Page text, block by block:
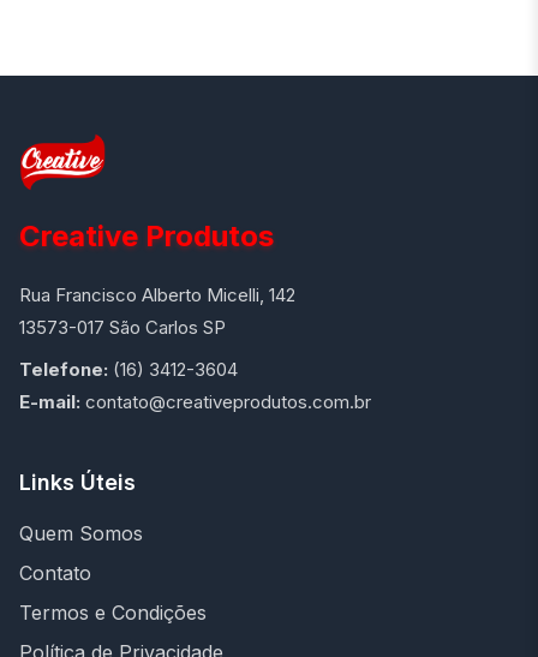
Creative Produtos
Rua Francisco Alberto Micelli, 142
13573-017 São Carlos SP
Telefone: (16) 3412-3604
E-mail: contato@creativeprodutos.com.br
Links Úteis
Quem Somos
Contato
Termos e Condições
Política de Privacidade